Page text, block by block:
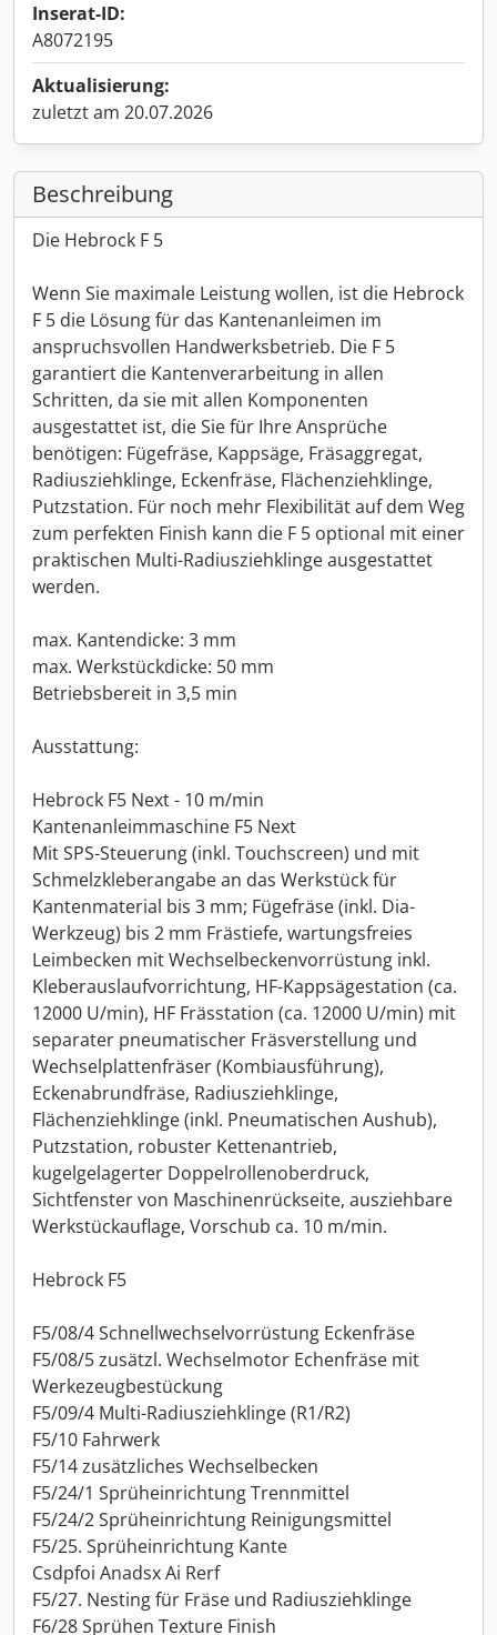
Inserat-ID:
A8072195
Aktualisierung:
zuletzt am 20.07.2026
Beschreibung
Die Hebrock F 5
Wenn Sie maximale Leistung wollen, ist die Hebrock
F 5 die Lösung für das Kantenanleimen im
anspruchsvollen Handwerksbetrieb. Die F 5
garantiert die Kantenverarbeitung in allen
Schritten, da sie mit allen Komponenten
ausgestattet ist, die Sie für Ihre Ansprüche
benötigen: Fügefräse, Kappsäge, Fräsaggregat,
Radiusziehklinge, Eckenfräse, Flächenziehklinge,
Putzstation. Für noch mehr Flexibilität auf dem Weg
zum perfekten Finish kann die F 5 optional mit einer
praktischen Multi-Radiusziehklinge ausgestattet
werden.
max. Kantendicke: 3 mm
max. Werkstückdicke: 50 mm
Betriebsbereit in 3,5 min
Ausstattung:
Hebrock F5 Next - 10 m/min
Kantenanleimmaschine F5 Next
Mit SPS-Steuerung (inkl. Touchscreen) und mit
Schmelzkleberangabe an das Werkstück für
Kantenmaterial bis 3 mm; Fügefräse (inkl. Dia-
Werkzeug) bis 2 mm Frästiefe, wartungsfreies
Leimbecken mit Wechselbeckenvorrüstung inkl.
Kleberauslaufvorrichtung, HF-Kappsägestation (ca.
12000 U/min), HF Frässtation (ca. 12000 U/min) mit
separater pneumatischer Fräsverstellung und
Wechselplattenfräser (Kombiausführung),
Eckenabrundfräse, Radiusziehklinge,
Flächenziehklinge (inkl. Pneumatischen Aushub),
Putzstation, robuster Kettenantrieb,
kugelgelagerter Doppelrollenoberdruck,
Sichtfenster von Maschinenrückseite, ausziehbare
Werkstückauflage, Vorschub ca. 10 m/min.
Hebrock F5
F5/08/4 Schnellwechselvorrüstung Eckenfräse
F5/08/5 zusätzl. Wechselmotor Echenfräse mit
Werkezeugbestückung
F5/09/4 Multi-Radiusziehklinge (R1/R2)
F5/10 Fahrwerk
F5/14 zusätzliches Wechselbecken
F5/24/1 Sprüheinrichtung Trennmittel
F5/24/2 Sprüheinrichtung Reinigungsmittel
F5/25. Sprüheinrichtung Kante
Csdpfoi Anadsx Ai Rerf
F5/27. Nesting für Fräse und Radiusziehklinge
F6/28 Sprühen Texture Finish